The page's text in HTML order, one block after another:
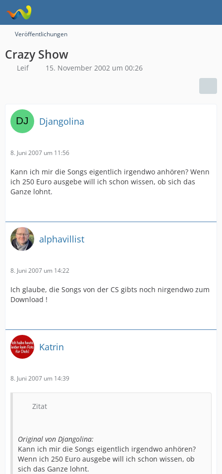
Veröffentlichungen
Crazy Show
Leif 15. November 2002 um 00:26
Djangolina
8. Juni 2007 um 11:56
Kann ich mir die Songs eigentlich irgendwo anhören? Wenn
ich 250 Euro ausgebe will ich schon wissen, ob sich das
Ganze lohnt.
alphavillist
8. Juni 2007 um 14:22
Ich glaube, die Songs von der CS gibts noch nirgendwo zum
Download !
Katrin
8. Juni 2007 um 14:39
Zitat
Original von Djangolina:
Kann ich mir die Songs eigentlich irgendwo anhören?
Wenn ich 250 Euro ausgebe will ich schon wissen, ob
sich das Ganze lohnt.